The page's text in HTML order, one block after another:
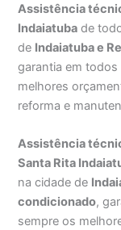
Assistência
Indaiatuba de
de Indaiatuba e
garantia em
melhores
reforma e
Assistência
Santa Rita
na cidade de
condicionado,
sempre os